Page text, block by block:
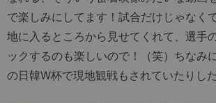
で楽しみにしてます！試合だけじゃなく
地に入るところから見せてくれて、選手
ックするのも楽しいので！（笑）ちなみ
の日韓W杯で現地観戦もされていたりし